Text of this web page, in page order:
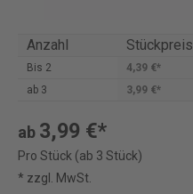
Anzahl Stückpreis
Bis 2
4,39 €*
ab 3 3,99 €*
ab 3,99 €*
Pro Stück (ab 3 Stück)
* zzgl. MwSt.